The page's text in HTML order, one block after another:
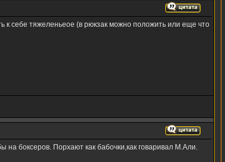
к себе тяжеленьеое (в рюкзак можно положить или еще что
на боксеров. Порхают как бабочки,как говаривал М.Али.